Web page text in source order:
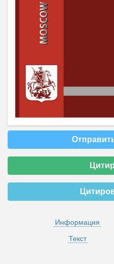
Информация
Текст